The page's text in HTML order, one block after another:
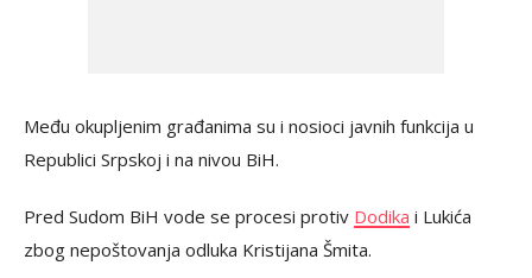
Među okupljenim građanima su i nosioci javnih funkcija u
Republici Srpskoj i na nivou BiH.
Pred Sudom BiH vode se procesi protiv Dodika i Lukića
zbog nepoštovanja odluka Kristijana Šmita.